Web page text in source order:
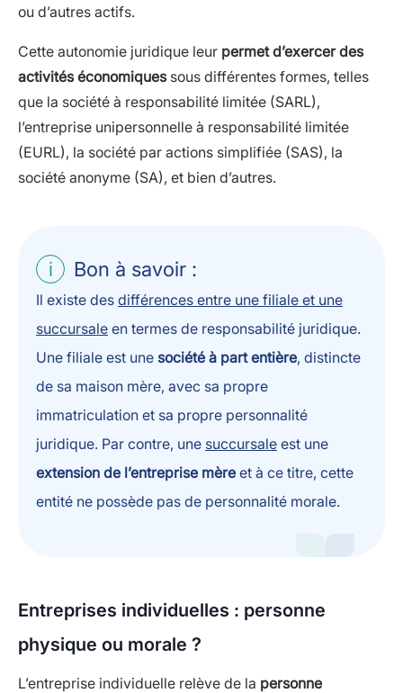
ou d’autres actifs.
Cette autonomie juridique leur permet d’exercer des
activités économiquessous différentes formes, telles
que la société à responsabilité limitée (SARL),
l’entreprise unipersonnelle à responsabilité limitée
(EURL), la société par actions simplifiée (SAS), la
société anonyme (SA), et bien d’autres.
Bon à savoir :
Il existe des différences entre une filiale et une
succursale en termes de responsabilité juridique.
Une filiale est une société à part entière, distincte
de sa maison mère, avec sa propre
immatriculation et sa propre personnalité
juridique. Par contre, une succursale est une
extension de l’entreprise mère et à ce titre, cette
entité ne possède pas de personnalité morale.
Entreprises individuelles : personne
physique ou morale ?
L’entreprise individuelle relève de la personne